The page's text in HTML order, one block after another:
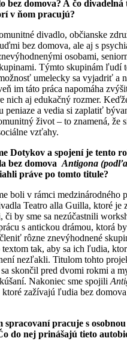
bez domova? A čo divadelná
v ňom pracujú?
divadlo, občianske
bez domova, ale aj s
osobami,
Týmto skupinám ľudí
umelecky sa vyjadriť a
im táto práca napomáha
nich aj edukačný rozmer.
peniaze a vedia si zaplatiť
život – to znamená, že
vzťahy.
Dotykov a spojení je tento
bez domova Antigona
práve po tomto titule?
boli v rámci medzinárodného
Teatro alla Guilla, ktoré je
či by sme sa nezúčastnili
s antickou drámou, ktorá
rôzne znevýhodnené
tak, aby sa ich ľudia,
nezľakli. Titulom tohto
skončil pred dvomi rokmi a
Nakoniec sme spojili
ktoré zažívajú ľudia bez
spracovaní pracuje s
do nej prinášajú tieto